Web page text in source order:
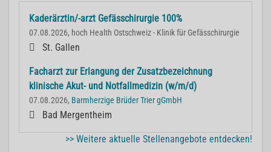
Kaderärztin/-arzt Gefässchirurgie 100%
07.08.2026, hoch Health Ostschweiz - Klinik für Gefässchirurgie
St. Gallen
Facharzt zur Erlangung der Zusatzbezeichnung
klinische Akut- und Notfallmedizin (w/m/d)
07.08.2026, Barmherzige Brüder Trier gGmbH
Bad Mergentheim
>> Weitere aktuelle Stellenangebote entdecken!